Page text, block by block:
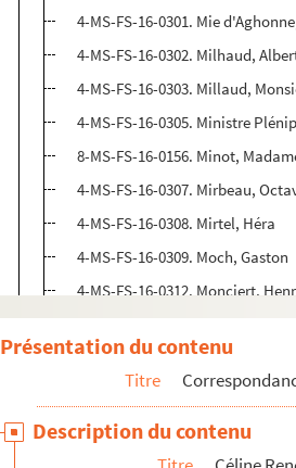
4-MS-FS-16-0301. Mie
4-MS-FS-16-0302. Milhaud,
4-MS-FS-16-0303. Millaud,
4-MS-FS-16-0305. Ministre
8-MS-FS-16-0156. Minot,
4-MS-FS-16-0307. Mirbeau,
4-MS-FS-16-0308. Mirtel, Héra
4-MS-FS-16-0309. Moch, Gaston
4-MS-FS-16-0312. Monciert,
4-MS-FS-16-0314. Monnot, Henri
4-MS-FS-16-0315. Monot,
4-MS-FS-16-0316. Monselet,
8-MS-FS-16-0157. Montflier,
Présentation du contenu
Titre
Description du contenu